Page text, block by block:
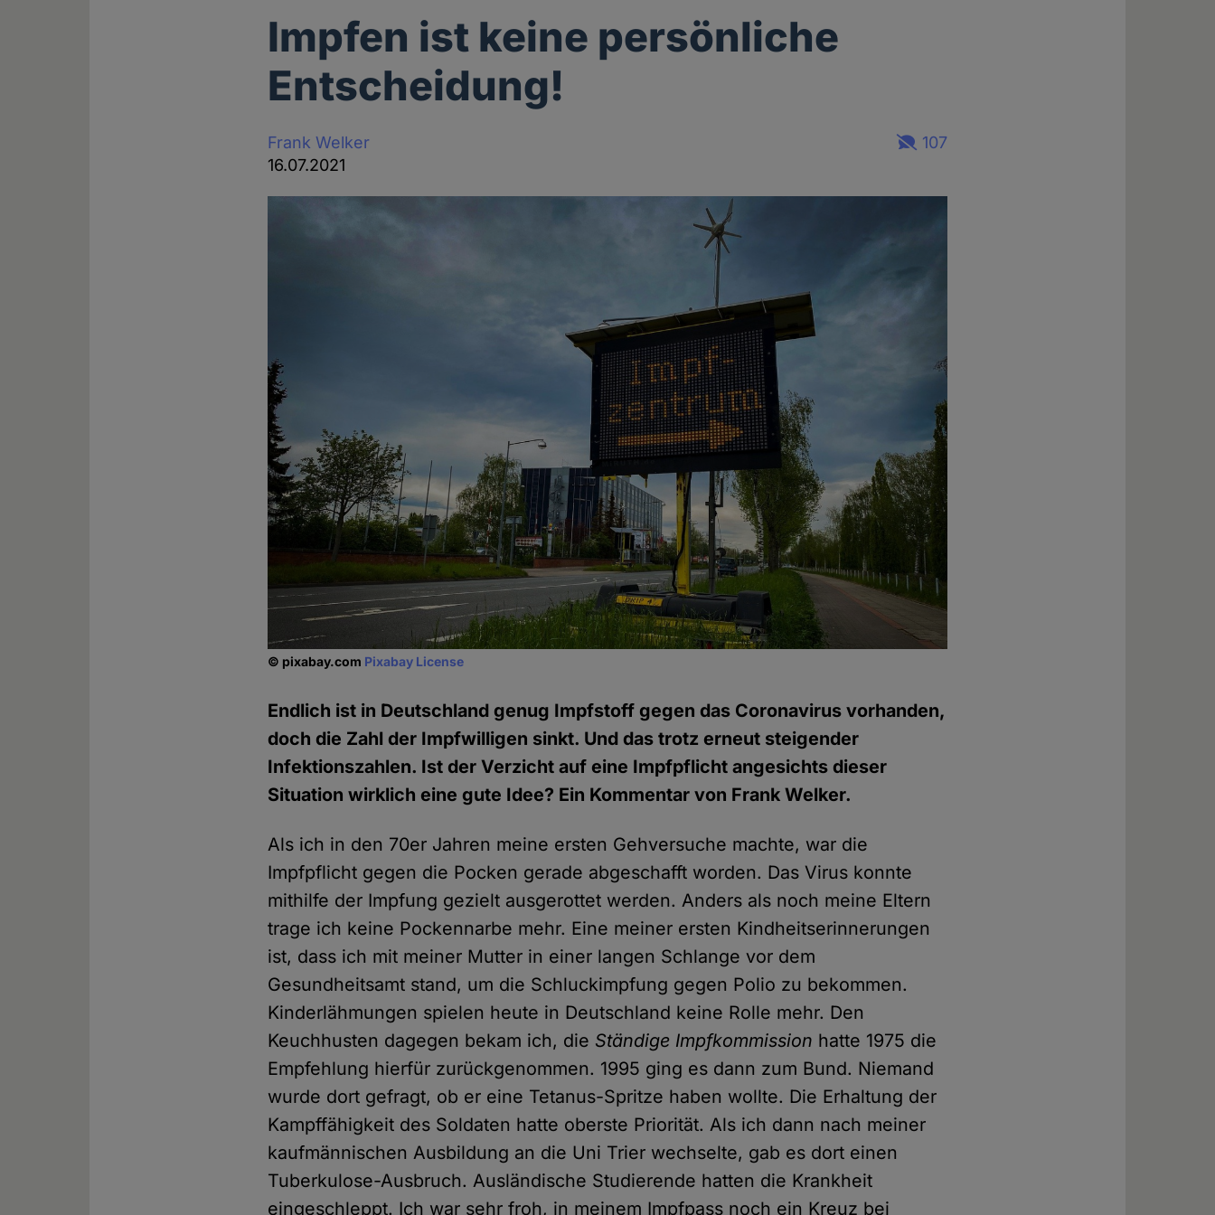
Impfen ist keine persönliche
Entscheidung!
Frank Welker
16.07.2021
107
© pixabay.com Pixabay License
Endlich ist in Deutschland genug Impfstoff gegen das Coronavirus vorhanden,
doch die Zahl der Impfwilligen sinkt. Und das trotz erneut steigender
Infektionszahlen. Ist der Verzicht auf eine Impfpflicht angesichts dieser
Situation wirklich eine gute Idee? Ein Kommentar von Frank Welker.
Als ich in den 70er Jahren meine ersten Gehversuche machte, war die
Impfpflicht gegen die Pocken gerade abgeschafft worden. Das Virus konnte
mithilfe der Impfung gezielt ausgerottet werden. Anders als noch meine Eltern
trage ich keine Pockennarbe mehr. Eine meiner ersten Kindheitserinnerungen
ist, dass ich mit meiner Mutter in einer langen Schlange vor dem
Gesundheitsamt stand, um die Schluckimpfung gegen Polio zu bekommen.
Kinderlähmungen spielen heute in Deutschland keine Rolle mehr. Den
Keuchhusten dagegen bekam ich, die Ständige Impfkommission hatte 1975 die
Empfehlung hierfür zurückgenommen. 1995 ging es dann zum Bund. Niemand
wurde dort gefragt, ob er eine Tetanus-Spritze haben wollte. Die Erhaltung der
Kampffähigkeit des Soldaten hatte oberste Priorität. Als ich dann nach meiner
kaufmännischen Ausbildung an die Uni Trier wechselte, gab es dort einen
Tuberkulose-Ausbruch. Ausländische Studierende hatten die Krankheit
eingeschleppt. Ich war sehr froh, in meinem Impfpass noch ein Kreuz bei